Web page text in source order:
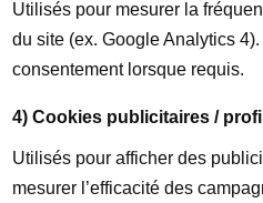
Utilisés pour mesurer la
du site (ex. Google Analytics
consentement lorsque requis.
4) Cookies publicitaires /
Utilisés pour afficher des
mesurer l’efficacité des